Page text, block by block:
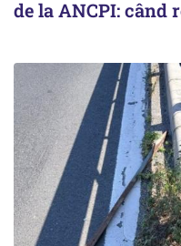
de la ANCPI: când